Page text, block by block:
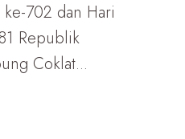
702 dan Hari
Republik
Coklat...